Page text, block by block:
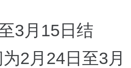
3月15日结
2月24日至3月